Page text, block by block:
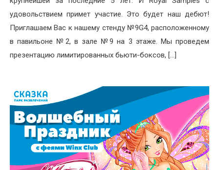
удовольствием примет участие. Это будет наш дебют!
Приглашаем Вас к нашему стенду №9G4, расположенному
в павильоне №2, в зале №9 на 3 этаже. Мы проведем
презентацию лимитированных бьюти-боксов, […]